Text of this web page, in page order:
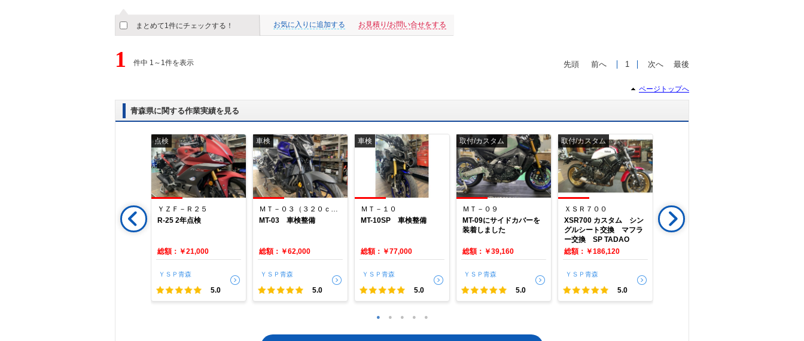
まとめて1件にチェックする！ お気に入りに追加する お見積り/お問い合せをする
1 件中 1～1件を表示 先頭 前へ 1 次へ 最後
ページトップへ
青森県に関する作業実績を見る
ＣＢＲ６５０Ｆタイヤ交
点検
ＹＺＦ－Ｒ２５
R-25 2年点検
総額：￥21,000
ＹＳＰ青森
5.0
車検
ＭＴ－０３（３２０ｃｃ）
MT-03 車検整備
総額：￥62,000
ＹＳＰ青森
5.0
車検
ＭＴ－１０
MT-10SP 車検整備
総額：￥77,000
ＹＳＰ青森
5.0
取付/カスタム
ＭＴ－０９
MT-09にサイドカバーを
装着しました
総額：￥39,160
ＹＳＰ青森
5.0
取付/カスタム
ＸＳＲ７００
XSR700 カスタム シン
グルシート交換 マフラ
ー交換 SP TADAO
総額：￥186,120
ＹＳＰ青森
5.0
ＧＥＡＲ
働くバイクGEARタイヤ
交換
1 2 3 4 5